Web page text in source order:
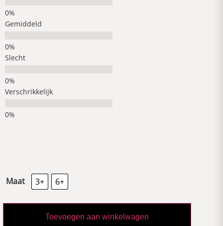
Gemiddeld
Slecht
Verschrikkelijk
Maat 3+ 6+
Toevoegen aan winkelwagen